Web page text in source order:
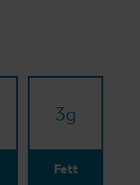
3g
Fett